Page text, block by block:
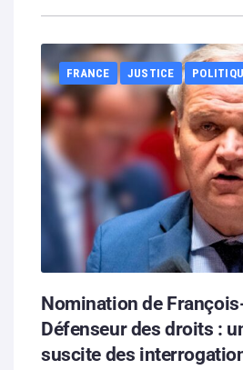
FRANCE JUSTICE
Nomination de
Défenseur des droits :
suscite des